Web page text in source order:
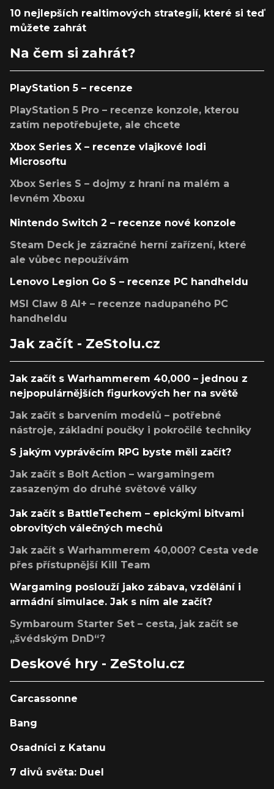
10 nejlepších realtimových strategií, které si teď
můžete zahrát
Na čem si zahrát?
PlayStation 5 – recenze
PlayStation 5 Pro – recenze konzole, kterou
zatím nepotřebujete, ale chcete
Xbox Series X – recenze vlajkové lodi
Microsoftu
Xbox Series S – dojmy z hraní na malém a
levném Xboxu
Nintendo Switch 2 – recenze nové konzole
Steam Deck je zázračné herní zařízení, které
ale vůbec nepoužívám
Lenovo Legion Go S – recenze PC handheldu
MSI Claw 8 AI+ – recenze nadupaného PC
handheldu
Jak začít - ZeStolu.cz
Jak začít s Warhammerem 40,000 – jednou z
nejpopulárnějších figurkových her na světě
Jak začít s barvením modelů – potřebné
nástroje, základní poučky i pokročilé techniky
S jakým vyprávěcím RPG byste měli začít?
Jak začít s Bolt Action – wargamingem
zasazeným do druhé světové války
Jak začít s BattleTechem – epickými bitvami
obrovitých válečných mechů
Jak začít s Warhammerem 40,000? Cesta vede
přes přístupnější Kill Team
Wargaming poslouží jako zábava, vzdělání i
armádní simulace. Jak s ním ale začít?
Symbaroum Starter Set – cesta, jak začít se
„švédským DnD“?
Deskové hry - ZeStolu.cz
Carcassonne
Bang
Osadníci z Katanu
7 divů světa: Duel